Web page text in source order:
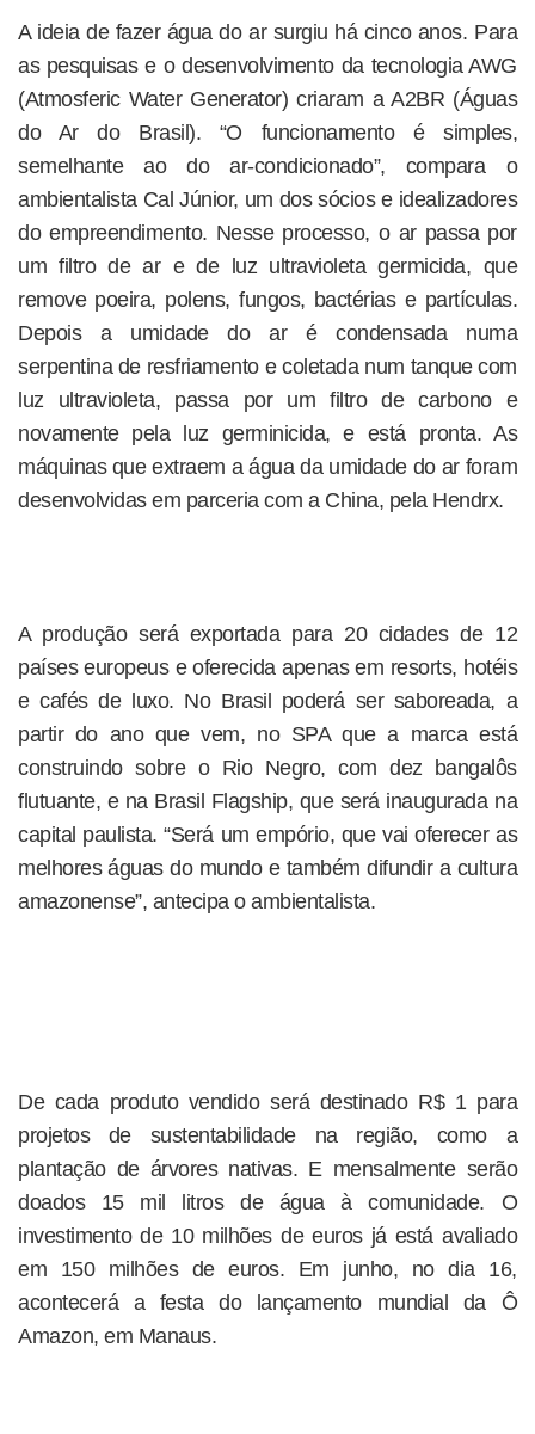
A ideia de fazer água do ar surgiu há cinco anos. Para
as pesquisas e o desenvolvimento da tecnologia AWG
(Atmosferic Water Generator) criaram a A2BR (Águas
do Ar do Brasil). “O funcionamento é simples,
semelhante ao do ar-condicionado”, compara o
ambientalista Cal Júnior, um dos sócios e idealizadores
do empreendimento. Nesse processo, o ar passa por
um filtro de ar e de luz ultravioleta germicida, que
remove poeira, polens, fungos, bactérias e partículas.
Depois a umidade do ar é condensada numa
serpentina de resfriamento e coletada num tanque com
luz ultravioleta, passa por um filtro de carbono e
novamente pela luz germinicida, e está pronta. As
máquinas que extraem a água da umidade do ar foram
desenvolvidas em parceria com a China, pela Hendrx.
A produção será exportada para 20 cidades de 12
países europeus e oferecida apenas em resorts, hotéis
e cafés de luxo. No Brasil poderá ser saboreada, a
partir do ano que vem, no SPA que a marca está
construindo sobre o Rio Negro, com dez bangalôs
flutuante, e na Brasil Flagship, que será inaugurada na
capital paulista. “Será um empório, que vai oferecer as
melhores águas do mundo e também difundir a cultura
amazonense”, antecipa o ambientalista.
De cada produto vendido será destinado R$ 1 para
projetos de sustentabilidade na região, como a
plantação de árvores nativas. E mensalmente serão
doados 15 mil litros de água à comunidade. O
investimento de 10 milhões de euros já está avaliado
em 150 milhões de euros. Em junho, no dia 16,
acontecerá a festa do lançamento mundial da Ô
Amazon, em Manaus.